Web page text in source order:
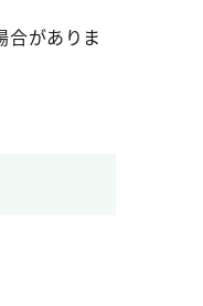
がありま